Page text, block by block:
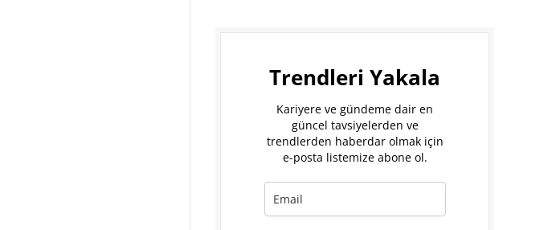
Trendleri Yakala
Kariyere ve gündeme dair en
güncel tavsiyelerden ve
trendlerden haberdar olmak için
e-posta listemize abone ol.